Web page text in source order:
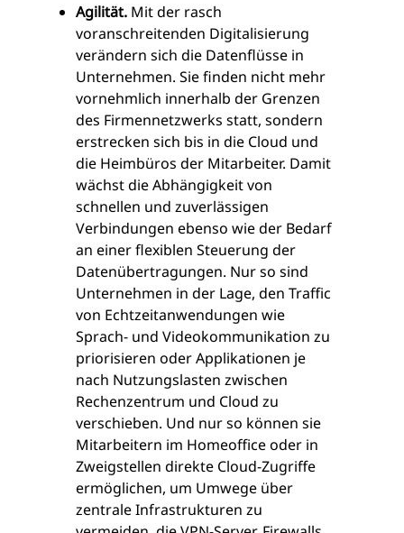
Agilität. Mit der rasch
voranschreitenden Digitalisierung
verändern sich die Datenflüsse in
Unternehmen. Sie finden nicht mehr
vornehmlich innerhalb der Grenzen
des Firmennetzwerks statt, sondern
erstrecken sich bis in die Cloud und
die Heimbüros der Mitarbeiter. Damit
wächst die Abhängigkeit von
schnellen und zuverlässigen
Verbindungen ebenso wie der Bedarf
an einer flexiblen Steuerung der
Datenübertragungen. Nur so sind
Unternehmen in der Lage, den Traffic
von Echtzeitanwendungen wie
Sprach- und Videokommunikation zu
priorisieren oder Applikationen je
nach Nutzungslasten zwischen
Rechenzentrum und Cloud zu
verschieben. Und nur so können sie
Mitarbeitern im Homeoffice oder in
Zweigstellen direkte Cloud-Zugriffe
ermöglichen, um Umwege über
zentrale Infrastrukturen zu